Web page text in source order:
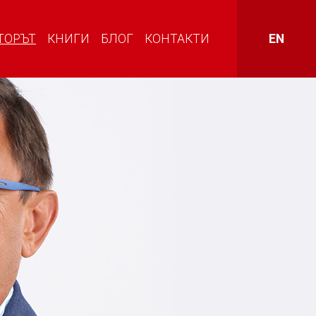
КНИГИ БЛОГ КОНТАКТИ EN